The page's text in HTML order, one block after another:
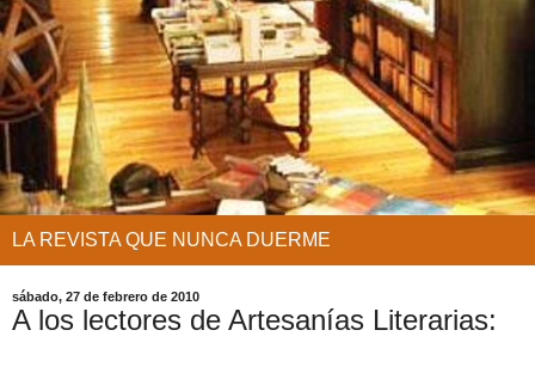
LA REVISTA QUE NUNCA DUERME
sábado, 27 de febrero de 2010
A los lectores de Artesanías Literarias: